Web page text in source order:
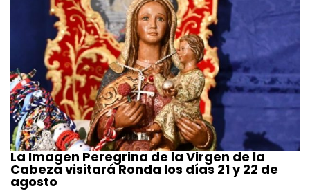
La Imagen Peregrina de la Virgen de la
Cabeza visitará Ronda los días 21 y 22 de
agosto